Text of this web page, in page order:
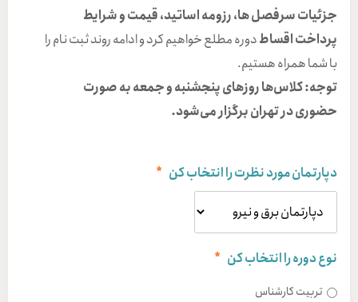
جزئیات سرفصل ها، رزومه اساتید، قیمت و شرایط
پرداخت اقساطدوره مطلع خواهیم کرد و ادامه روند ثبت نام را
با شما همراه هستیم.
توجه: کلاس‌ها روزهای پنجشنبه و جمعه به صورت
حضوری در تهران برگزار می‌شود.
دپارتمان مورد نظرت را انتخاب کن *
نوع دوره را انتخاب کن *
تربیت کارشناس